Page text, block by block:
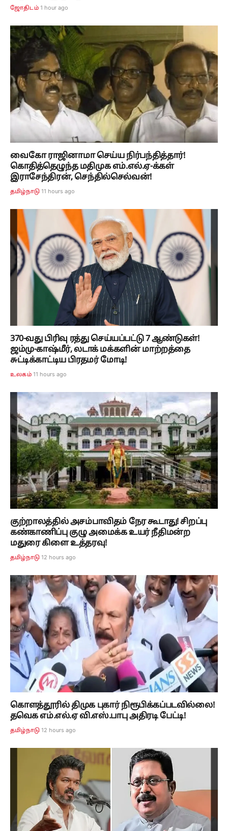
ஜோதிடம் 1 hour ago
வைகோ ராஜினாமா செய்ய நிர்பந்தித்தார்!
கொதித்தெழுந்த மதிமுக எம்.எல்.ஏ-க்கள்
இராசேந்திரன், செந்தில்செல்வன்!
தமிழ்நாடு 11 hours ago
370-வது பிரிவு ரத்து செய்யப்பட்டு 7 ஆண்டுகள்!
ஜம்மு-காஷ்மீர், லடாக் மக்களின் மாற்றத்தை
சுட்டிக்காட்டிய பிரதமர் மோடி!
உலகம் 11 hours ago
குற்றாலத்தில் அசம்பாவிதம் நேர கூடாது! சிறப்பு
கண்காணிப்பு குழு அமைக்க உயர் நீதிமன்ற
மதுரை கிளை உத்தரவு!
தமிழ்நாடு 12 hours ago
கொளத்தூரில் திமுக புகார் நிரூபிக்கப்படவில்லை!
தவெக எம்.எல்.ஏ வி.எஸ்.பாபு அதிரடி பேட்டி!
தமிழ்நாடு 12 hours ago